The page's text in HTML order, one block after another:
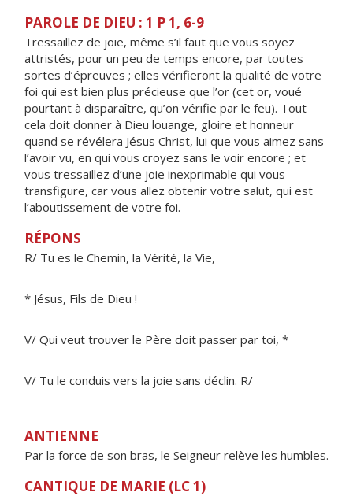
PAROLE DE DIEU : 1 P 1, 6-9
Tressaillez de joie, même s’il faut que vous soyez
attristés, pour un peu de temps encore, par toutes
sortes d’épreuves ; elles vérifieront la qualité de votre
foi qui est bien plus précieuse que l’or (cet or, voué
pourtant à disparaître, qu’on vérifie par le feu). Tout
cela doit donner à Dieu louange, gloire et honneur
quand se révélera Jésus Christ, lui que vous aimez sans
l’avoir vu, en qui vous croyez sans le voir encore ; et
vous tressaillez d’une joie inexprimable qui vous
transfigure, car vous allez obtenir votre salut, qui est
l’aboutissement de votre foi.
RÉPONS
R/ Tu es le Chemin, la Vérité, la Vie,
* Jésus, Fils de Dieu !
V/ Qui veut trouver le Père doit passer par toi, *
V/ Tu le conduis vers la joie sans déclin. R/
ANTIENNE
Par la force de son bras, le Seigneur relève les humbles.
CANTIQUE DE MARIE (LC 1)